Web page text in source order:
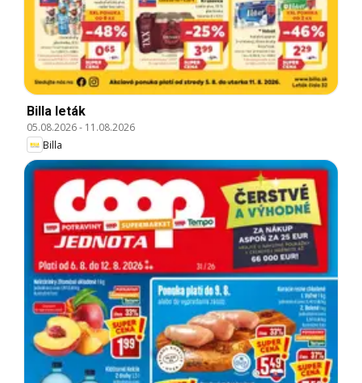
Billa leták
05.08.2026- 11.08.2026
Billa